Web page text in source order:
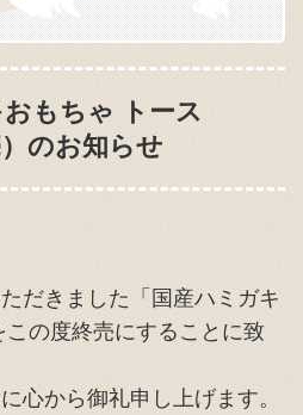
おもちゃ トース
のお知らせ
だきました「国産ハミガキ
の度終売にすることに致
心から御礼申し上げます。